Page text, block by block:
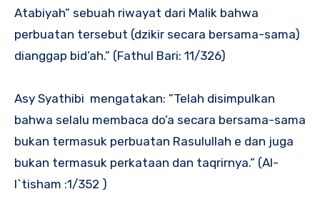
Atabiyah” sebuah riwayat dari Malik bahwa
perbuatan tersebut (dzikir secara bersama-sama)
dianggap bid’ah.” (Fathul Bari: 11/326)
Asy Syathibi mengatakan: ”Telah disimpulkan
bahwa selalu membaca do’a secara bersama-sama
bukan termasuk perbuatan Rasulullah e dan juga
bukan termasuk perkataan dan taqrirnya.” (Al-
I`tisham :1/352 )